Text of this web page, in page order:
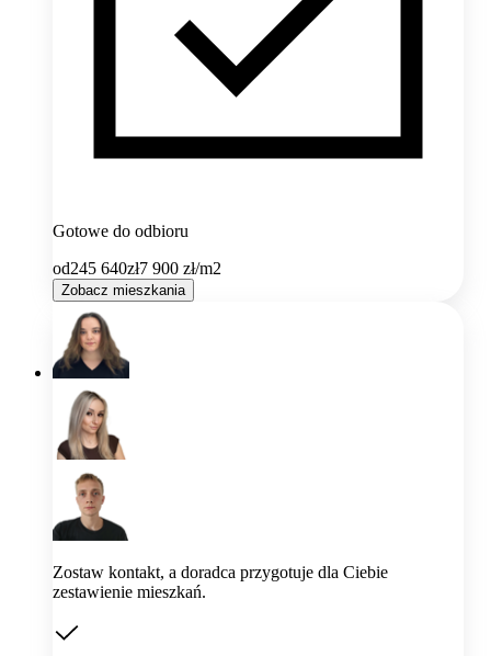
Gotowe do odbioru
od245 640zł7 900 zł/m2
Zobacz mieszkania
Zostaw kontakt, a doradca przygotuje dla Ciebie
zestawienie mieszkań.